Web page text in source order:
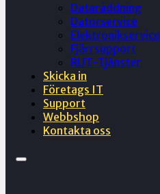
Dataräddning
Datorservice
Elektronikservice
Fjärrsupport
RUT-Tjänster
Skicka in
Företags IT
Support
Webbshop
Kontakta oss